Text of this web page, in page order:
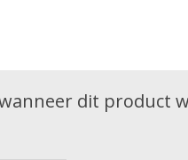
dit product